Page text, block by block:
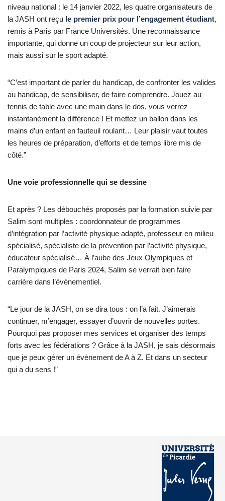
niveau national : le 14 janvier 2022, les quatre organisateurs de
la JASH ont reçu le premier prix pour l’engagement étudiant,
remis à Paris par France Universités. Une reconnaissance
importante, qui donne un coup de projecteur sur leur action,
mais aussi sur le sport adapté.
“C’est important de parler du handicap, de confronter les valides
au handicap, de sensibiliser, de faire comprendre. Jouez au
tennis de table avec une main dans le dos, vous verrez
instantanément la différence ! Et mettez un ballon dans les
mains d’un enfant en fauteuil roulant… Leur plaisir vaut toutes
les heures de préparation, d’efforts et de temps libre mis de
côté.”
Une voie professionnelle qui se dessine
Et après ? Les débouchés proposés par la formation suivie par
Salim sont multiples : coordonnateur de programmes
d’intégration par l’activité physique adapté, professeur en milieu
spécialisé, spécialiste de la prévention par l’activité physique,
éducateur spécialisé… À l’aube des Jeux Olympiques et
Paralympiques de Paris 2024, Salim se verrait bien faire
carrière dans l’évènementiel.
“Le jour de la JASH, on se dira tous : on l’a fait. J’aimerais
continuer, m’engager, essayer d’ouvrir de nouvelles portes.
Pourquoi pas proposer mes services et organiser des temps
forts avec les fédérations ? Grâce à la JASH, je sais désormais
que je peux gérer un évènement de A à Z. Et dans un secteur
qui a du sens !”